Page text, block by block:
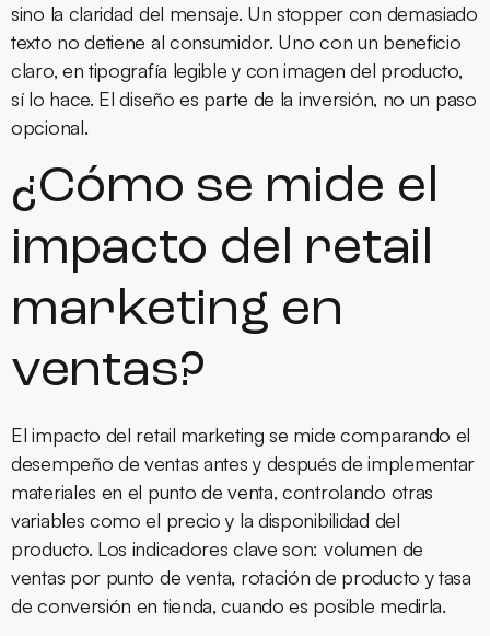
sino la claridad del mensaje. Un stopper con demasiado
texto no detiene al consumidor. Uno con un beneficio
claro, en tipografía legible y con imagen del producto,
sí lo hace. El diseño es parte de la inversión, no un paso
opcional.
¿Cómo se mide el
impacto del retail
marketing en
ventas?
El impacto del retail marketing se mide comparando el
desempeño de ventas antes y después de implementar
materiales en el punto de venta, controlando otras
variables como el precio y la disponibilidad del
producto. Los indicadores clave son: volumen de
ventas por punto de venta, rotación de producto y tasa
de conversión en tienda, cuando es posible medirla.